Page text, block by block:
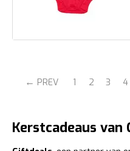
PREV 1 2 3 4
Kerstcadeaus van